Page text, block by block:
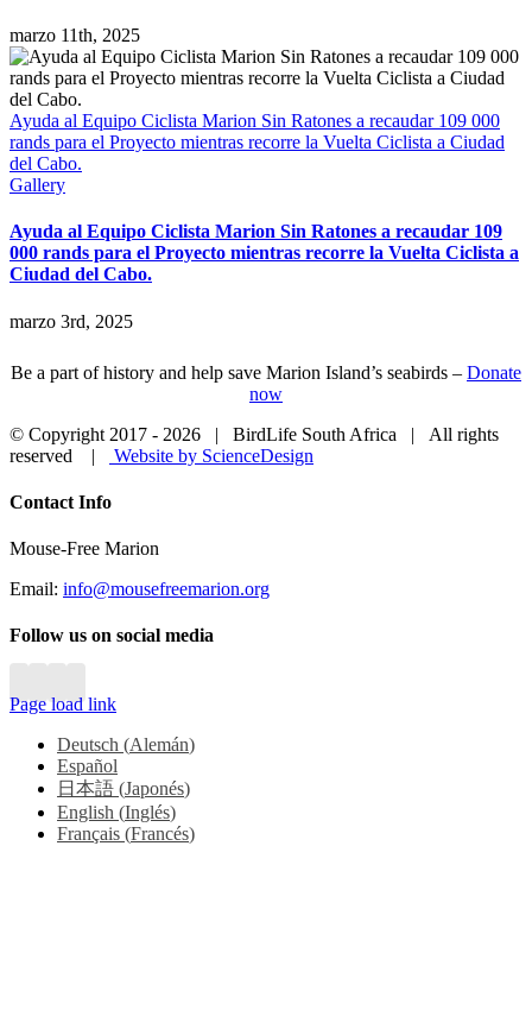
marzo 11th, 2025
Ayuda al Equipo Ciclista Marion Sin Ratones a recaudar 109 000
rands para el Proyecto mientras recorre la Vuelta Ciclista a Ciudad
del Cabo.
Gallery
Ayuda al Equipo Ciclista Marion Sin Ratones a recaudar 109
000 rands para el Proyecto mientras recorre la Vuelta Ciclista a
Ciudad del Cabo.
marzo 3rd, 2025
Be a part of history and help save Marion Island’s seabirds – Donate
now
© Copyright 2017 - 2026 | BirdLife South Africa | All rights
reserved |
Website by ScienceDesign
Close
Bar
Contact Info
Mouse-Free Marion
Email: info@mousefreemarion.org
Follow us on social media
Page load link
Deutsch (Alemán)
Español
日本語 (Japonés)
English (Inglés)
Français (Francés)